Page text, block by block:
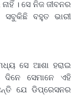
। ସେ ନିଜ ଜୀବନର
ବହୁତ ଭାରୀ
ସେ ଆଶା ହରାଇ
ସେମାନେ ଏହି
ଯେ ଡିପ୍ରେସନର